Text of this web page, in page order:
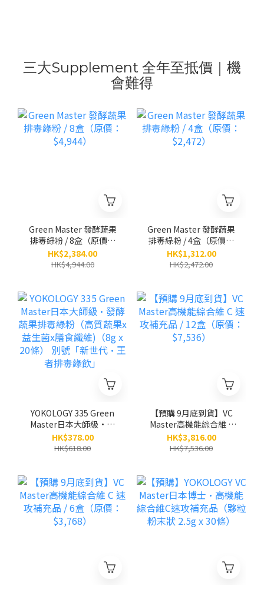
三大Supplement 全年至抵價｜機
會難得
Green Master 發酵蔬果
排毒綠粉 / 8盒（原價：
$4,944）
HK$2,384.00
HK$4,944.00
Green Master 發酵蔬果
排毒綠粉 / 4盒（原價：
$2,472）
HK$1,312.00
HK$2,472.00
YOKOLOGY 335 Green
Master日本大師級•發
酵蔬果排毒綠粉（高質蔬
果x益生菌x膳食纖維)
HK$378.00
HK$618.00
【預購 9月底到貨】VC
Master高機能綜合維 C
速攻補充品 / 12盒（原
價：$7,536）
HK$3,816.00
HK$7,536.00